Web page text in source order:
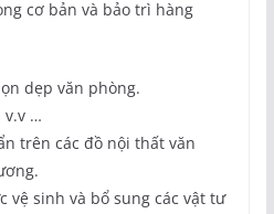
cơ bản và bảo trì hàng
dẹp văn phòng.
v.v …
trên các đồ nội thất văn
vệ sinh và bổ sung các vật tư